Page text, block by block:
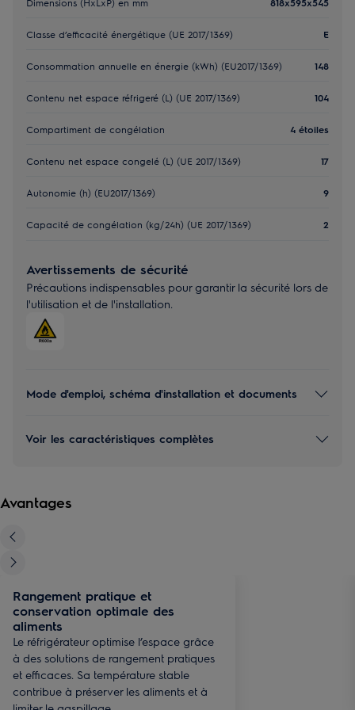
Classe d’efficacité énergétique (UE 2017/1369) E
Consommation annuelle en énergie (kWh) (EU2017/1369) 148
Contenu net espace réfrigeré (L) (UE 2017/1369) 104
Compartiment de congélation 4 étoiles
Contenu net espace congelé (L) (UE 2017/1369) 17
Autonomie (h) (EU2017/1369) 9
Capacité de congélation (kg/24h) (UE 2017/1369) 2
Avertissements de sécurité
Précautions indispensables pour garantir la sécurité lors de
l'utilisation et de l'installation.
Mode d'emploi, schéma d'installation et documents
Voir les caractéristiques complètes
Avantages
Rangement pratique et
conservation optimale des
aliments
Le réfrigérateur optimise l’espace grâce
à des solutions de rangement pratiques
et efficaces. Sa température stable
contribue à préserver les aliments et à